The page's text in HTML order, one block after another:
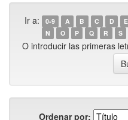
Ir a: 0-9 A B C D E
N
O P Q R S
O introducir las primeras
Ordenar por: